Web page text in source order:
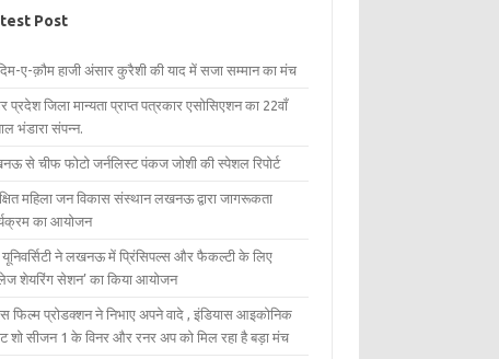
Post
ए-क़ौम हाजी अंसार कुरैशी की याद में सजा सम्मान का मंच
प्रदेश जिला मान्यता प्राप्त पत्रकार एसोसिएशन का 22वाँ
भंडारा संपन्न.
से चीफ फोटो जर्नलिस्ट पंकज जोशी की स्पेशल रिपोर्ट
महिला जन विकास संस्थान लखनऊ द्वारा जागरूकता
का आयोजन
यूनिवर्सिटी ने लखनऊ में प्रिंसिपल्स और फैकल्टी के लिए
शेयरिंग सेशन’ का किया आयोजन
फिल्म प्रोडक्शन ने निभाए अपने वादे , इंडियास आइकोनिक
शो सीजन 1 के विनर और रनर अप को मिल रहा है बड़ा मंच